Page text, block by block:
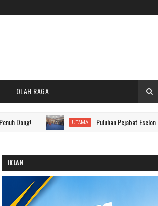
OLAH RAGA
UTAMA Puluhan Pejabat Eselon II hingga IV
IKLAN